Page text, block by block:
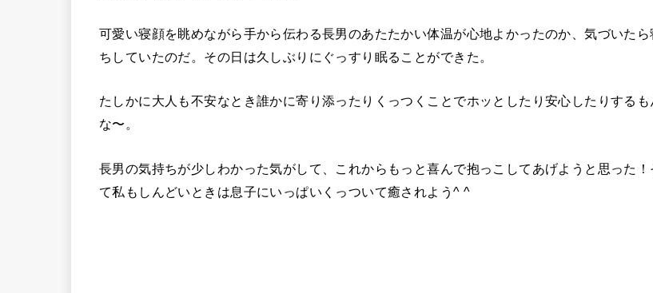
可愛い寝顔を眺めながら手から伝わる長男のあたたかい体温が心地よかったのか、気づいたら
ちしていたのだ。その日は久しぶりにぐっすり眠ることができた。
たしかに大人も不安なとき誰かに寄り添ったりくっつくことでホッとしたり安心したりするも
な〜。
長男の気持ちが少しわかった気がして、これからもっと喜んで抱っこしてあげようと思った！
て私もしんどいときは息子にいっぱいくっついて癒されよう^ ^